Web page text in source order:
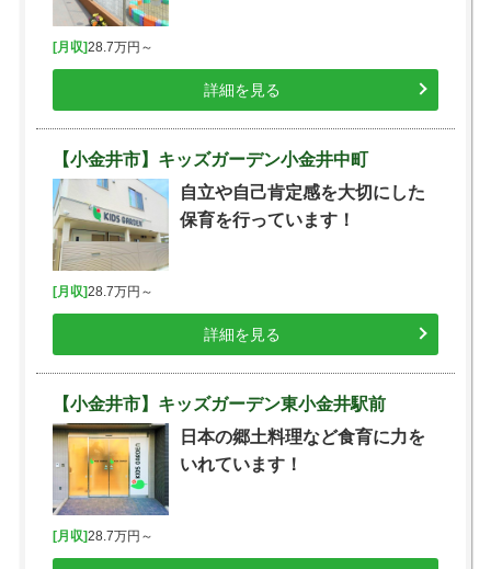
[月収]28.7万円～
詳細を見る
【小金井市】キッズガーデン小金井中町
自立や自己肯定感を大切にした
保育を行っています！
[月収]28.7万円～
詳細を見る
【小金井市】キッズガーデン東小金井駅前
日本の郷土料理など食育に力を
いれています！
[月収]28.7万円～